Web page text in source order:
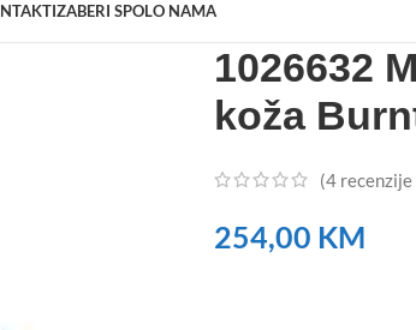
IZABERI SPOLO NAMA
1026632
koža
(4recenzije
254,00 KM